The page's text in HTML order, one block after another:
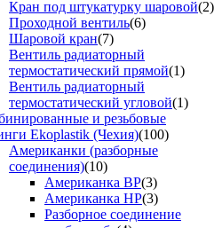
Кран под штукатурку шаровой(2)
Проходной вентиль(6)
Шаровой кран(7)
Вентиль радиаторный
термостатический прямой(1)
Вентиль радиаторный
термостатический угловой(1)
и резьбовые
Ekoplastik (Чехия)(100)
Американки (разборные
соединения)(10)
Американка ВР(3)
Американка НР(3)
Разборное соединение